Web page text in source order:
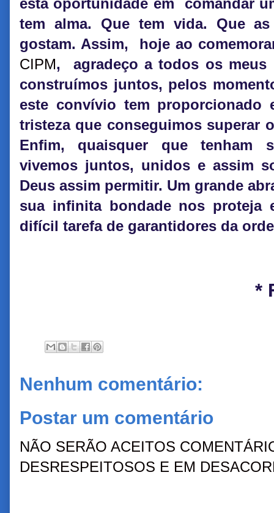
esta oportunidade em comandar
tem alma. Que tem vida. Que
gostam. Assim, hoje ao
CIPM, agradeço a todos os meus
construímos juntos, pelos
este convívio tem proporcionado
tristeza que conseguimos superar
Enfim, quaisquer que tenham
vivemos juntos, unidos e assim
Deus assim permitir. Um grande
sua infinita bondade nos proteja
difícil tarefa de garantidores da
*
Nenhum comentário:
Postar um comentário
NÃO SERÃO ACEITOS
DESRESPEITOSOS E EM